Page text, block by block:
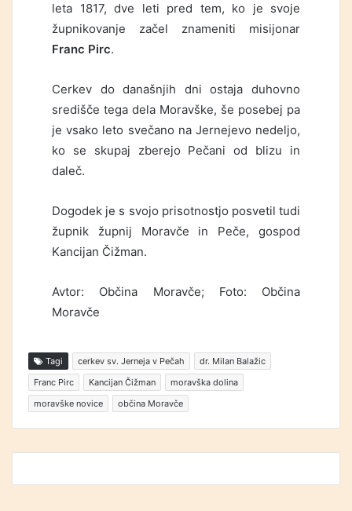
leta 1817, dve leti pred tem, ko je svoje
župnikovanje začel znameniti misijonar
Franc Pirc.
Cerkev do današnjih dni ostaja duhovno
središče tega dela Moravške, še posebej pa
je vsako leto svečano na Jernejevo nedeljo,
ko se skupaj zberejo Pečani od blizu in
daleč.
Dogodek je s svojo prisotnostjo posvetil tudi
župnik župnij Moravče in Peče, gospod
Kancijan Čižman.
Avtor: Občina Moravče; Foto: Občina
Moravče
Tagi cerkev sv. Jerneja v Pečah
dr. Milan Balažic
Franc Pirc
Kancijan Čižman
moravška dolina
moravške novice
občina Moravče